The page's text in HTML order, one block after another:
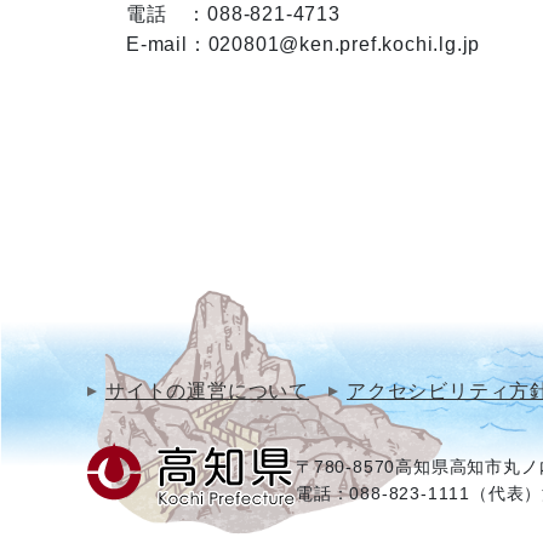
電話　：088-821-4713
E-mail：020801@ken.pref.kochi.lg.jp
サイトの運営について アクセシビリティ方
〒780-8570高知県高知市丸
電話：088-823-1111（代表）